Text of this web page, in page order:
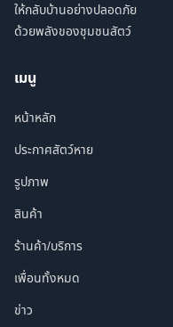
ให้กลับบ้านอย่างปลอดภัย
ด้วยพลังของชุมชนสัตว์
เมนู
หน้าหลัก
ประกาศสัตว์หาย
รูปภาพ
สินค้า
ร้านค้า/บริการ
เพื่อนทั้งหมด
ข่าว